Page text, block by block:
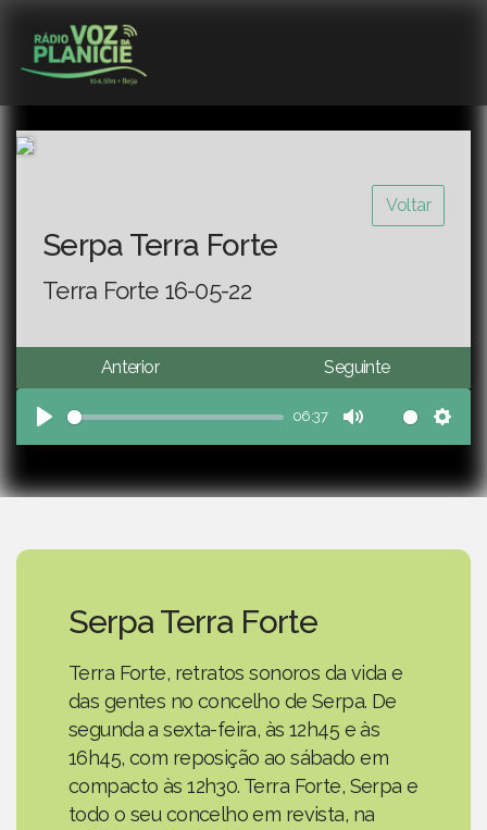
Voltar
Serpa Terra Forte
Terra Forte 16-05-22
Anterior Seguinte
Play
06:37
Mute
Serpa Terra Forte
Terra Forte, retratos sonoros da vida e
das gentes no concelho de Serpa. De
segunda a sexta-feira, às 12h45 e às
16h45, com reposição ao sábado em
compacto às 12h30. Terra Forte, Serpa e
todo o seu concelho em revista, na